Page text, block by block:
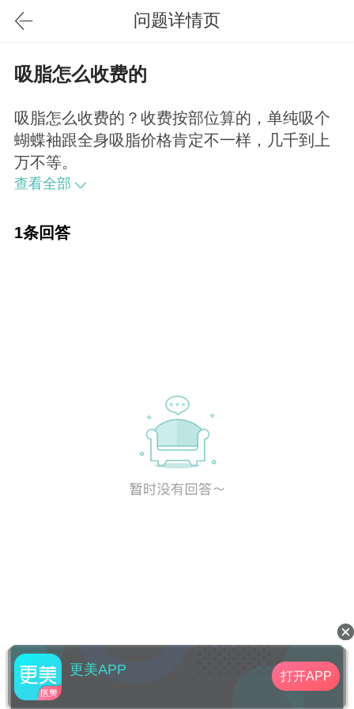
问题详情页
吸脂怎么收费的
吸脂怎么收费的？收费按部位算的，单纯吸个
蝴蝶袖跟全身吸脂价格肯定不一样，几千到上
万不等。
查看全部
1条回答
更美APP 打开APP